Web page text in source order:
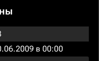
в 00:00